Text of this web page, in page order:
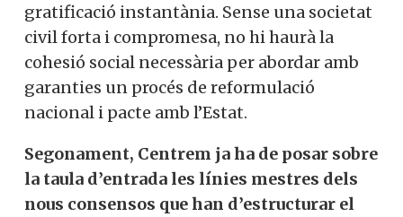
gratificació instantània. Sense una societat
civil forta i compromesa, no hi haurà la
cohesió social necessària per abordar amb
garanties un procés de reformulació
nacional i pacte amb l’Estat.
Segonament, Centrem ja ha de posar sobre
la taula d’entrada les línies mestres dels
nous consensos que han d’estructurar el